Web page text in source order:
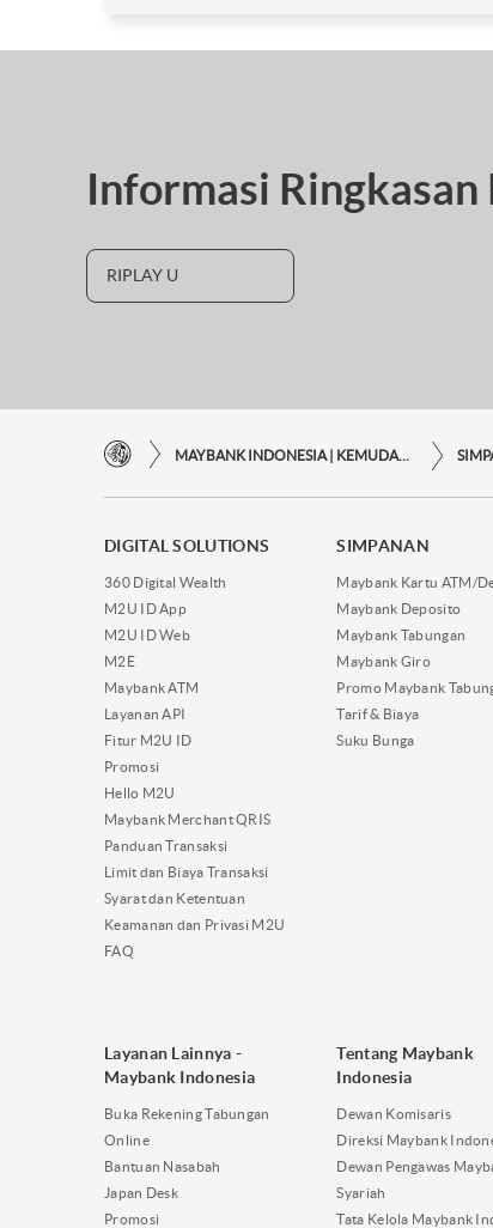
Informasi Ringkasan
RIPLAY U
MAYBANK INDONESIA | KEMUDAHAN TRANSAKSI FINANSIAL DI UJUNG JARI ANDA
DIGITAL SOLUTIONS
360 Digital Wealth
M2U ID App
M2U ID Web
M2E
Maybank ATM
Layanan API
Fitur M2U ID
Promosi
Hello M2U
Maybank Merchant QRIS
Panduan Transaksi
Limit dan Biaya Transaksi
Syarat dan Ketentuan
Keamanan dan Privasi M2U
FAQ
SIMPANAN
Maybank Kartu ATM/
Maybank Deposito
Maybank Tabungan
Maybank Giro
Promo Maybank
Tarif & Biaya
Suku Bunga
Layanan Lainnya -
Maybank Indonesia
Buka Rekening Tabungan
Online
Bantuan Nasabah
Japan Desk
Promosi
Tentang Maybank
Indonesia
Dewan Komisaris
Direksi Maybank
Dewan Pengawas
Syariah
Tata Kelola Maybank